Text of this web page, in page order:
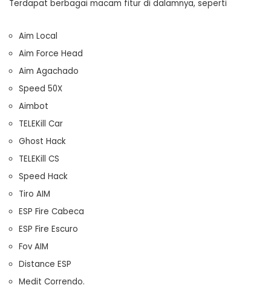
Terdapat berbagai macam fitur di dalamnya, seperti
Aim Local
Aim Force Head
Aim Agachado
Speed 50X
Aimbot
TELEKill Car
Ghost Hack
TELEKill CS
Speed Hack
Tiro AIM
ESP Fire Cabeca
ESP Fire Escuro
Fov AIM
Distance ESP
Medit Correndo.